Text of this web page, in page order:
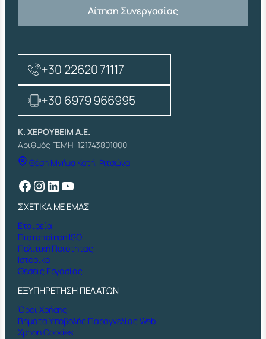
Αίτηση Συνεργασίας
+30 22620 71117
+30 6979 966995
Κ. ΧΕΡΟΥΒΕΙΜ Α.Ε.
Αριθμός ΓΕΜΗ: 121743801000
Θέση Μνήμα Κατή, Ριτσώνα
Facebook Instagram Linkedin YouTube
ΣΧΕΤΙΚΑ ΜΕ ΕΜΑΣ
Εταιρεία
Πιστοποίηση ISO
Πολιτική Ποιότητας
Ιστορικό
Θέσεις Εργασίας
ΕΞΥΠΗΡΕΤΗΣΗ ΠΕΛΑΤΩΝ
Όροι Χρήσης
Βήματα Υποβολής Παραγγελίας Web
Χρήση Cookies